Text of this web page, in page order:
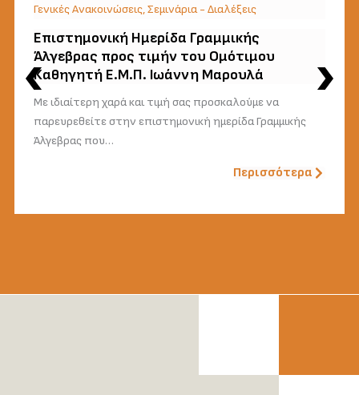
Γενικές Ανακοινώσεις,Σεμινάρια - Διαλέξεις
Επιστημονική Ημερίδα Γραμμικής
Άλγεβρας προς τιμήν του Ομότιμου
Καθηγητή Ε.Μ.Π. Ιωάννη Μαρουλά
Με ιδιαίτερη χαρά και τιμή σας προσκαλούμε να
παρευρεθείτε στην επιστημονική ημερίδα Γραμμικής
Άλγεβρας που…
Περισσότερα